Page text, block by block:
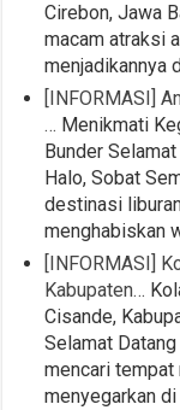
Cirebon, Jawa
macam atraksi
menjadikannya
[INFORMASI]
… Menikmati
Bunder
Halo, Sobat
destinasi
menghabiskan
[INFORMASI]
Kabupaten…
Cisande,
Selamat
mencari tempat
menyegarkan